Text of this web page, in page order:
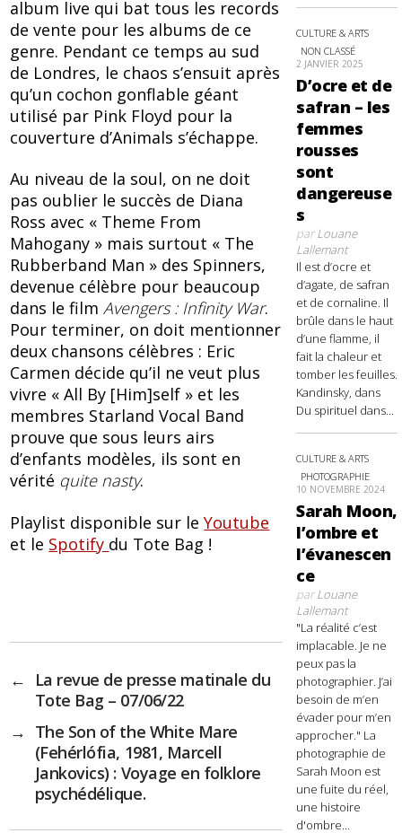
album live qui bat tous les records
de vente pour les albums de ce
genre. Pendant ce temps au sud
de Londres, le chaos s’ensuit après
qu’un cochon gonflable géant
utilisé par Pink Floyd pour la
couverture d’Animals s’échappe.
Au niveau de la soul, on ne doit
pas oublier le succès de Diana
Ross avec « Theme From
Mahogany » mais surtout « The
Rubberband Man » des Spinners,
devenue célèbre pour beaucoup
dans le filmAvengers : Infinity War.
Pour terminer, on doit mentionner
deux chansons célèbres : Eric
Carmen décide qu’il ne veut plus
vivre « All By [Him]self » et les
membres Starland Vocal Band
prouve que sous leurs airs
d’enfants modèles, ils sont en
vérité quite nasty.
Playlist disponible sur leYoutube
et le Spotify du Tote Bag !
←
La revue de presse matinale du
Tote Bag – 07/06/22
→ The Son of the White Mare
(Fehérlófia, 1981, Marcell
Jankovics) : Voyage en folklore
psychédélique.
CULTURE & ARTS
NON CLASSÉ
2 JANVIER 2025
D’ocre et de
safran – les
femmes
rousses
sont
dangereuse
s
parLouane
Lallemant
Il est d’ocre et
d’agate, de safran
et de cornaline. Il
brûle dans le haut
d’une flamme, il
fait la chaleur et
tomber les feuilles.
Kandinsky, dans
Du spirituel dans...
CULTURE & ARTS
PHOTOGRAPHIE
10 NOVEMBRE 2024
Sarah Moon,
l’ombre et
l’évanescen
ce
parLouane
Lallemant
"La réalité c’est
implacable. Je ne
peux pas la
photographier. J’ai
besoin de m’en
évader pour m’en
approcher." La
photographie de
Sarah Moon est
une fuite du réel,
une histoire
d'ombre...